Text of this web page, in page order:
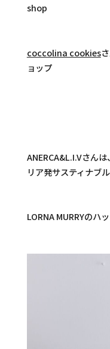
shop
coccolina cookies
ョップ
ANERCA&L.I.Vさん
リア発サスティナブ
LORNA MURRYのハ